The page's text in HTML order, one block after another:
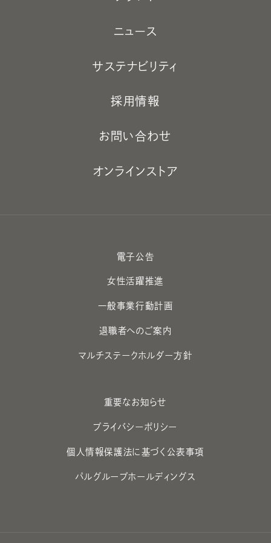
ニュース
サステナビリティ
採用情報
お問い合わせ
オンラインストア
電子公告
女性活躍推進
一般事業行動計画
退職者へのご案内
マルチステークホルダー方針
重要なお知らせ
プライバシーポリシー
個人情報保護法に基づく公表事項
パルグループホールディングス